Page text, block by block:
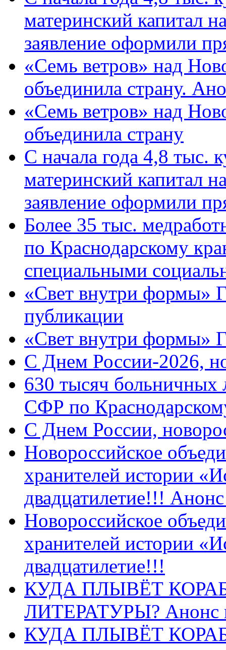
материнский капитал
заявление оформили
«Семь ветров» над
объединила страну.
«Семь ветров» над
объединила страну
С начала года 4,8 тыс.
материнский капитал
заявление оформили
Более 35 тыс.
по Краснодарскому
специальными
«Свет внутри формы»
публикации
«Свет внутри формы»
C Днем России-2026,
630 тысяч больничных
СФР по
C Днем России,
Новороссийское
хранителей истории
двадцатилетие!!!
Новороссийское
хранителей истории
двадцатилетие!!!
КУДА ПЛЫВЁТ
ЛИТЕРАТУРЫ? Анонс
КУДА ПЛЫВЁТ